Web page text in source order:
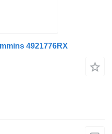
4921776RX